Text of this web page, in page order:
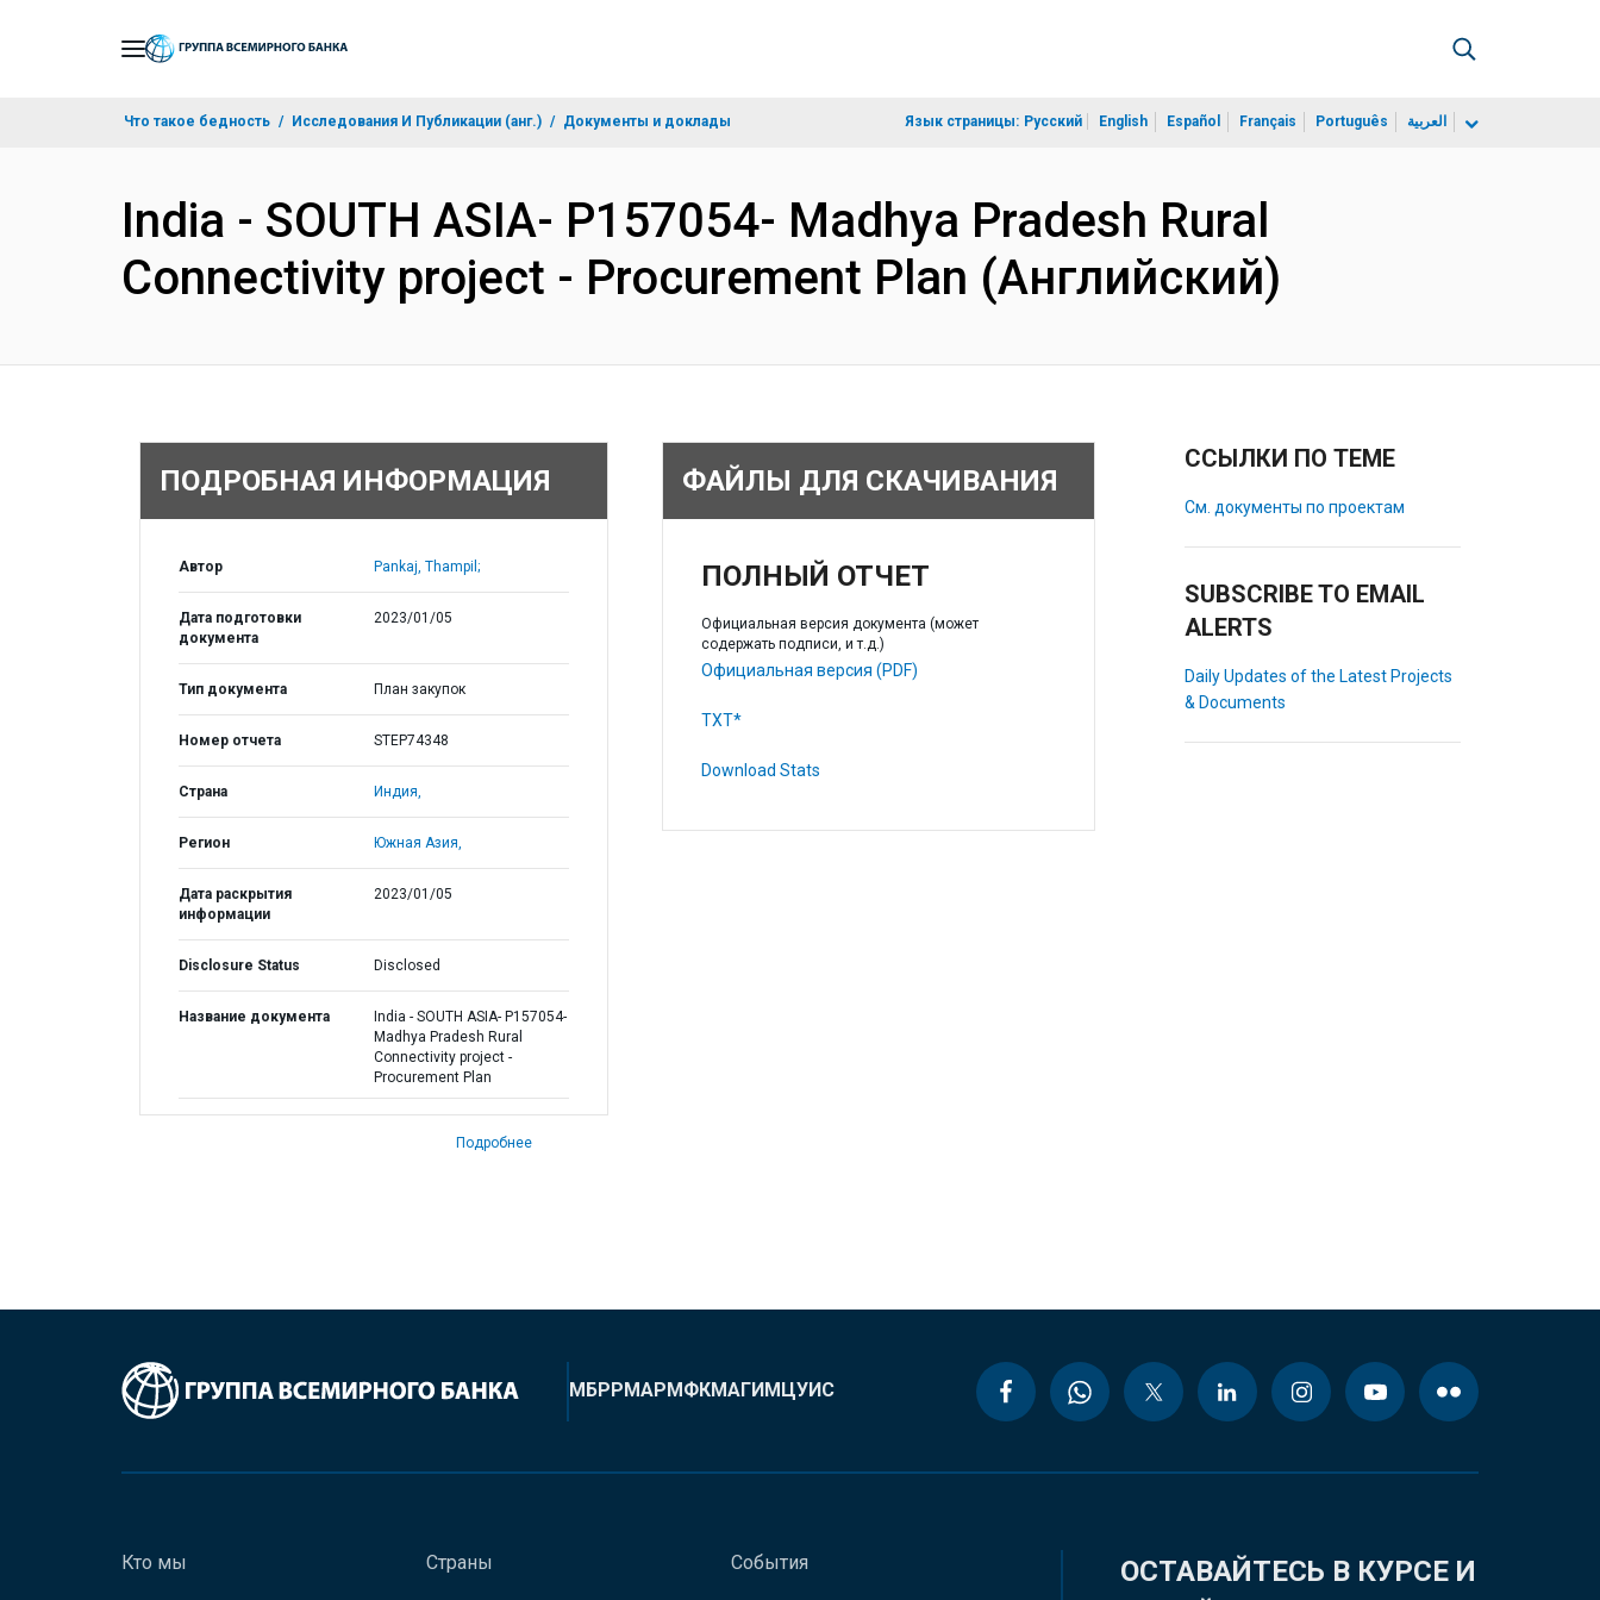
Что такое бедность Исследования И Публикации (анг.) Документы и доклады Язык страницы: Русский English Español Français Português العربية
India - SOUTH ASIA- P157054- Madhya Pradesh Rural
Connectivity project - Procurement Plan (Английский)
ПОДРОБНАЯ ИНФОРМАЦИЯ
Автор Pankaj, Thampil;
Дата подготовки
документа
2023/01/05
Тип документа План закупок
Номер отчета STEP74348
Страна Индия,
Регион Южная Азия,
Дата раскрытия
информации
2023/01/05
Disclosure Status Disclosed
Название документа
India - SOUTH ASIA- P157054-
Madhya Pradesh Rural
Connectivity project -
Procurement Plan
Подробнее
ФАЙЛЫ ДЛЯ СКАЧИВАНИЯ
ПОЛНЫЙ ОТЧЕТ
Официальная версия документа (может
содержать подписи, и т.д.)
Официальная версия (PDF)
TXT*
Download Stats
ССЫЛКИ ПО ТЕМЕ
См. документы по проектам
SUBSCRIBE TO EMAIL
ALERTS
Daily Updates of the Latest Projects
& Documents
МБРРМАРМФКМАГИМЦУИС
Кто мы Страны События
ОСТАВАЙТЕСЬ В КУРСЕ И